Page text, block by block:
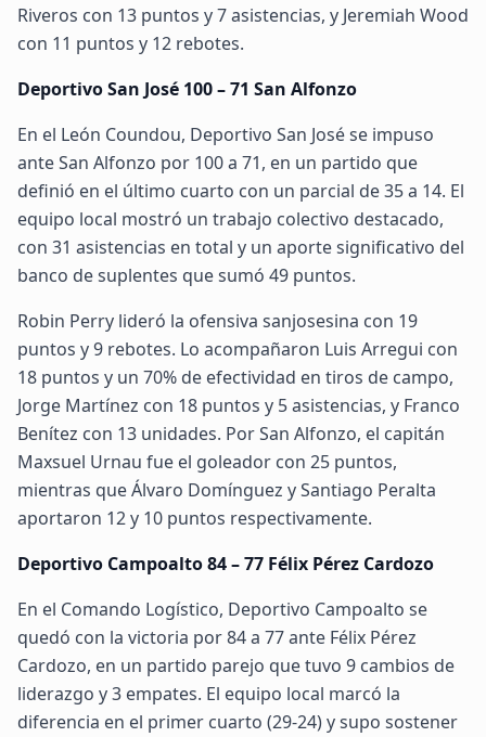
Riveros con 13 puntos y 7 asistencias, y Jeremiah Wood
con 11 puntos y 12 rebotes.
Deportivo San José 100 – 71 San Alfonzo
En el León Coundou, Deportivo San José se impuso
ante San Alfonzo por 100 a 71, en un partido que
definió en el último cuarto con un parcial de 35 a 14. El
equipo local mostró un trabajo colectivo destacado,
con 31 asistencias en total y un aporte significativo del
banco de suplentes que sumó 49 puntos.
Robin Perry lideró la ofensiva sanjosesina con 19
puntos y 9 rebotes. Lo acompañaron Luis Arregui con
18 puntos y un 70% de efectividad en tiros de campo,
Jorge Martínez con 18 puntos y 5 asistencias, y Franco
Benítez con 13 unidades. Por San Alfonzo, el capitán
Maxsuel Urnau fue el goleador con 25 puntos,
mientras que Álvaro Domínguez y Santiago Peralta
aportaron 12 y 10 puntos respectivamente.
Deportivo Campoalto 84 – 77 Félix Pérez Cardozo
En el Comando Logístico, Deportivo Campoalto se
quedó con la victoria por 84 a 77 ante Félix Pérez
Cardozo, en un partido parejo que tuvo 9 cambios de
liderazgo y 3 empates. El equipo local marcó la
diferencia en el primer cuarto (29-24) y supo sostener